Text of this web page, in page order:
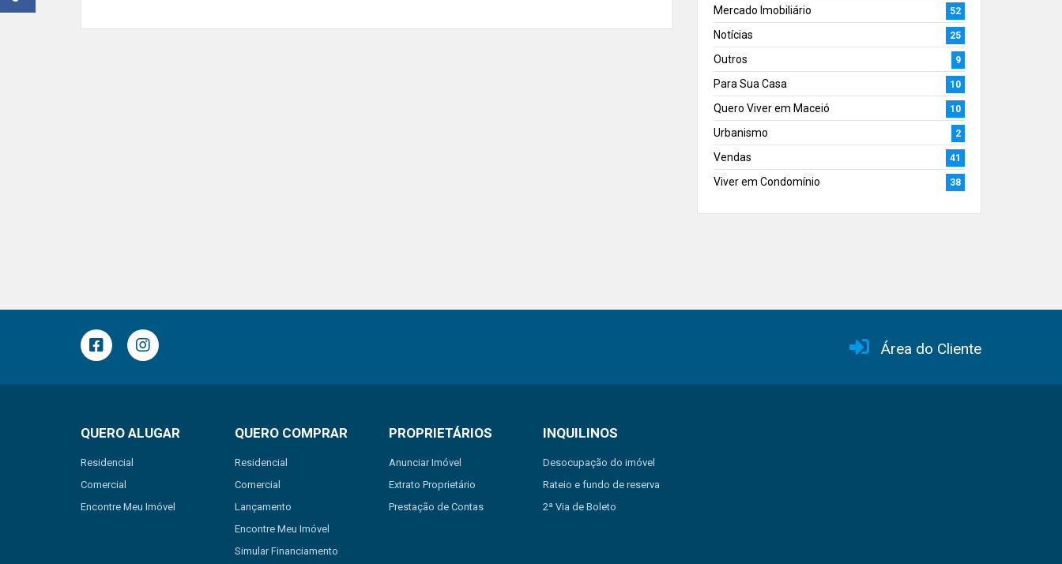
Mercado Imobiliário 52
Notícias 25
Outros 9
Para Sua Casa 10
Quero Viver em Maceió 10
Urbanismo 2
Vendas 41
Viver em Condomínio 38
Área do Cliente
QUERO ALUGAR
Residencial
Comercial
Encontre Meu Imóvel
QUERO COMPRAR
Residencial
Comercial
Lançamento
Encontre Meu Imóvel
Simular Financiamento
PROPRIETÁRIOS
Anunciar Imóvel
Extrato Proprietário
Prestação de Contas
INQUILINOS
Desocupação do imóvel
Rateio e fundo de reserva
2ª Via de Boleto